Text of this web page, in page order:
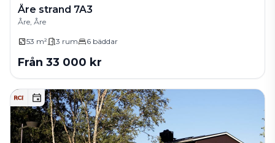
Åre strand 7A3
Åre, Åre
53 m² 3 rum 6 bäddar
Från 33 000 kr